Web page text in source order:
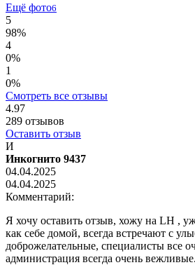
Ещё фото6
5
98%
4
0%
1
0%
Смотреть все отзывы
4.97
289 отзывов
Оставить отзыв
И
Инкогнито 9437
04.04.2025
04.04.2025
Комментарий:
Я хочу оставить отзыв, хожу на LH ,
как себе домой, всегда встречают с
доброжелательные, специалисты все
администрация всегда очень